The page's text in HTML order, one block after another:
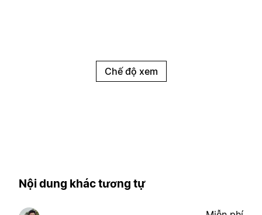
Chế độ xem
Nội dung khác tương tự